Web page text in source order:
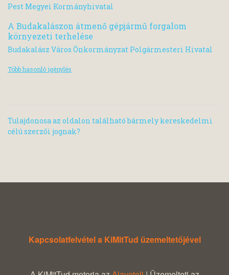
Pest Megyei Kormányhivatal
A Budakalászon átmenő gépjármű forgalom
környezeti terhelése
Budakalász Város Önkormányzat Polgármesteri Hivatal
Több hasonló igénylés
Tulajdonosa az oldalon található bármely kereskedelmi
célú szerzői jognak?
Kapcsolatfelvétel a KiMitTud üzemeltetőjével